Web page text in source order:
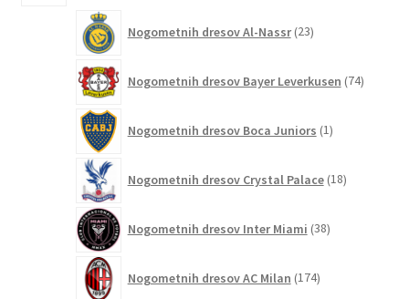
Nogometnih dresov Al-Nassr 23izdelkov
Nogometnih dresov Bayer Leverkusen 74izdelkov
Nogometnih dresov Boca Juniors 1izdelek
Nogometnih dresov Crystal Palace 18izdelkov
Nogometnih dresov Inter Miami 38izdelkov
Nogometnih dresov AC Milan 174izdelkov